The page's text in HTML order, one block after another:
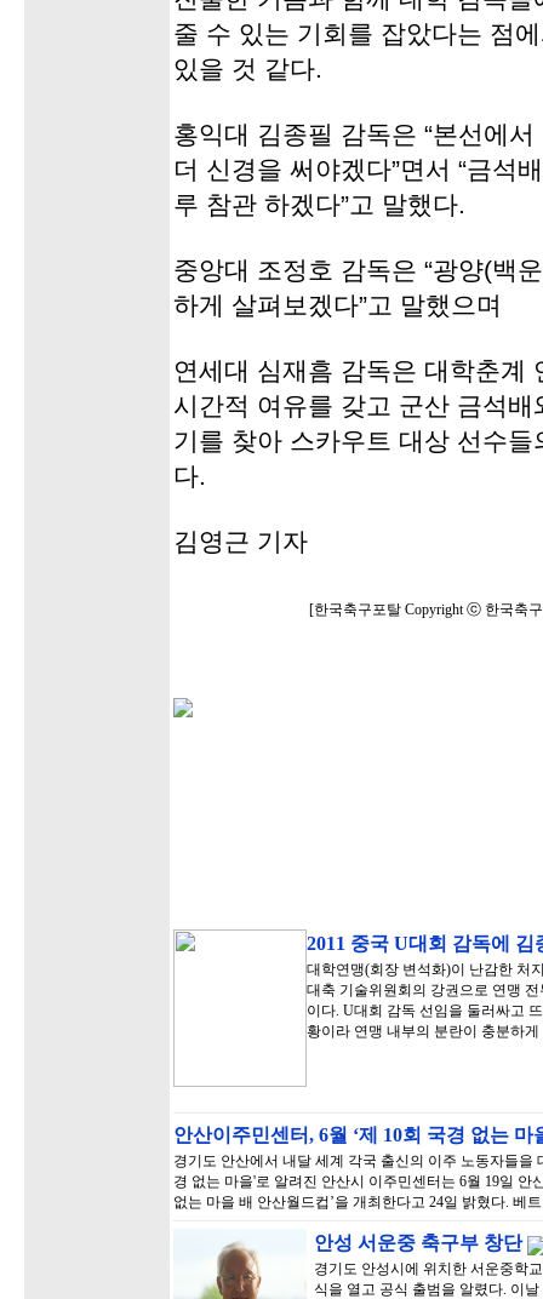
줄 수 있는 기회를 잡았다는 점
있을 것 같다.
홍익대 김종필 감독은 “본선에
더 신경을 써야겠다”면서 “금석
루 참관 하겠다”고 말했다.
중앙대 조정호 감독은 “광양(백
하게 살펴보겠다”고 말했으며
연세대 심재흠 감독은 대학춘계
시간적 여유를 갖고 군산 금석
기를 찾아 스카우트 대상 선수
다.
김영근 기자
[한국축구포탈 Copyright ⓒ 한국축
2011 중국 U대회 감독에
대학연맹(회장 변석화)이 난감한 처
대축 기술위원회의 강권으로 연맹
이다. U대회 감독 선임을 둘러싸고
황이라 연맹 내부의 분란이 충분하
안산이주민센터, 6월 ‘제 10회 국경 없는
경기도 안산에서 내달 세계 각국 출신의 이주 노동자들을
경 없는 마을'로 알려진 안산시 이주민센터는 6월 19일
없는 마을 배 안산월드컵’을 개최한다고 24일 밝혔다. 베
안성 서운중 축구부 창단
경기도 안성시에 위치한 서운중학
식을 열고 공식 출범을 알렸다. 이